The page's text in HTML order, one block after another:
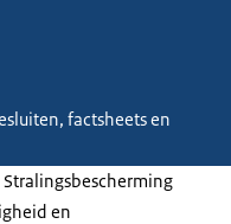
factsheets en
en